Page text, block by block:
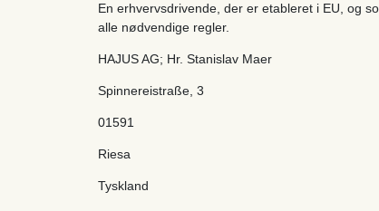
En erhvervsdrivende, der er etableret i EU, og
alle nødvendige regler.
HAJUS AG; Hr. Stanislav Maer
Spinnereistraße, 3
01591
Riesa
Tyskland